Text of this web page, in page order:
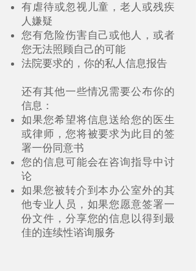
有虐待或忽视儿童，老人或残疾
人嫌疑
您有危险伤害自己或他人，或者
您无法照顾自己的可能
法院要求的，你的私人信息报告
还有其他一些情况需要公布你的
信息：
如果您希望将信息送给您的医生
或律师，您将被要求为此目的签
署一份同意书
您的信息可能会在咨询指导中讨
论
如果您被转介到本办公室外的其
他专业人员，如果您愿意签署一
份文件，分享您的信息以得到最
佳的连续性谘询服务